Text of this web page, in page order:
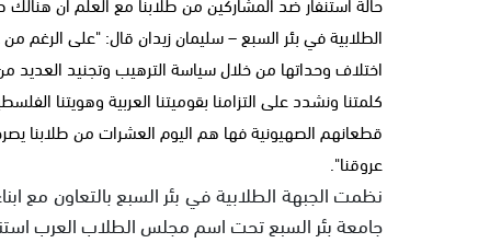
الطلابية في بئر السبع – سليمان زيدان قال: "على الرغم
اختلاف وحداتها من خلال سياسة الترهيب وتجنيد
كلمتنا ونشدد على التزامنا بقوميتنا العربية وهويتنا
قطعانهم الصهيونية فها هم اليوم العشرات من طلابنا
عروقنا".
نظمت الجبهة الطلابية في بئر السبع بالتعاون مع
جامعة بئر السبع تحت اسم مجلس الطلاب العرب